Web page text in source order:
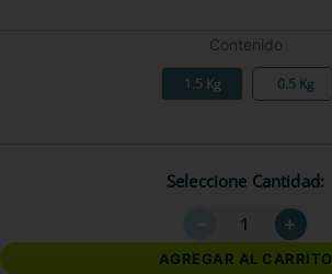
Contenido
1.5 Kg 0.5 Kg
Seleccione Cantidad
＋
AGREGAR AL CARRITO